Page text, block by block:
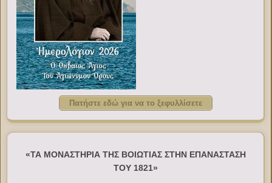
Πατήστε εδώ για να το ξεφυλλίσετε
«ΤΑ ΜΟΝΑΣΤΗΡΙΑ ΤΗΣ ΒΟΙΩΤΙΑΣ ΣΤΗΝ ΕΠΑΝΑΣΤΑΣΗ
ΤΟΥ 1821»